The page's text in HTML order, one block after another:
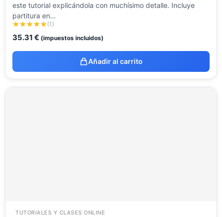
este tutorial explicándola con muchísimo detalle. Incluye
partitura en…
(1)
35.31 € (impuestos incluidos)
Añadir al carrito
TUTORIALES Y CLASES ONLINE